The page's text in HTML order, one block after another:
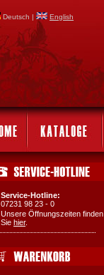
Deutsch | English
Service-Hotline:
07231 98 23 - 0
Unsere Öffnungszeiten finden
Sie hier.